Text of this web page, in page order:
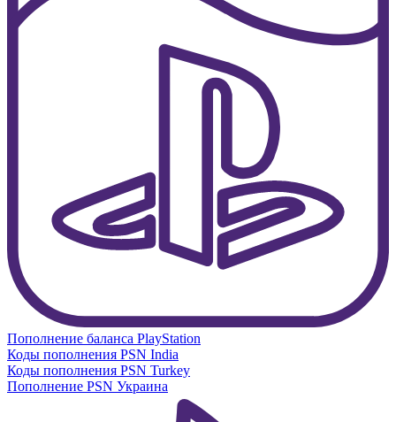
Пополнение баланса PlayStation
Коды пополнения PSN India
Коды пополнения PSN Turkey
Пополнение PSN Украина